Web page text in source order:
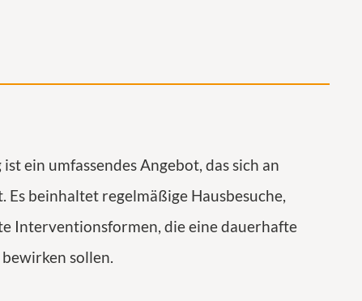
ein umfassendes Angebot, das sich an
beinhaltet regelmäßige Hausbesuche,
Interventionsformen, die eine dauerhafte
sollen.